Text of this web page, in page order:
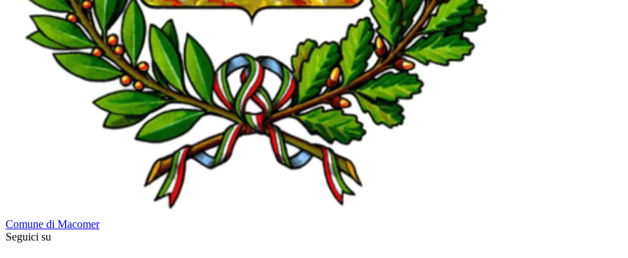
Comune di Macomer
Seguici su